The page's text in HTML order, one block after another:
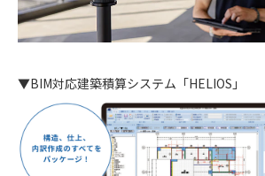
▼BIM対応建築積算システム「HELIOS」